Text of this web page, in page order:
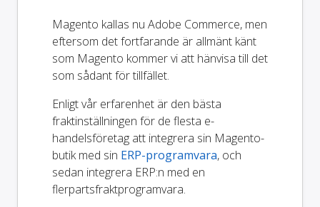
Magento kallas nu Adobe Commerce, men
eftersom det fortfarande är allmänt känt
som Magento kommer vi att hänvisa till det
som sådant för tillfället.
Enligt vår erfarenhet är den bästa
fraktinställningen för de flesta e-
handelsföretag att integrera sin Magento-
butik med sin ERP-programvara, och
sedan integrera ERP:n med en
flerpartsfraktprogramvara.